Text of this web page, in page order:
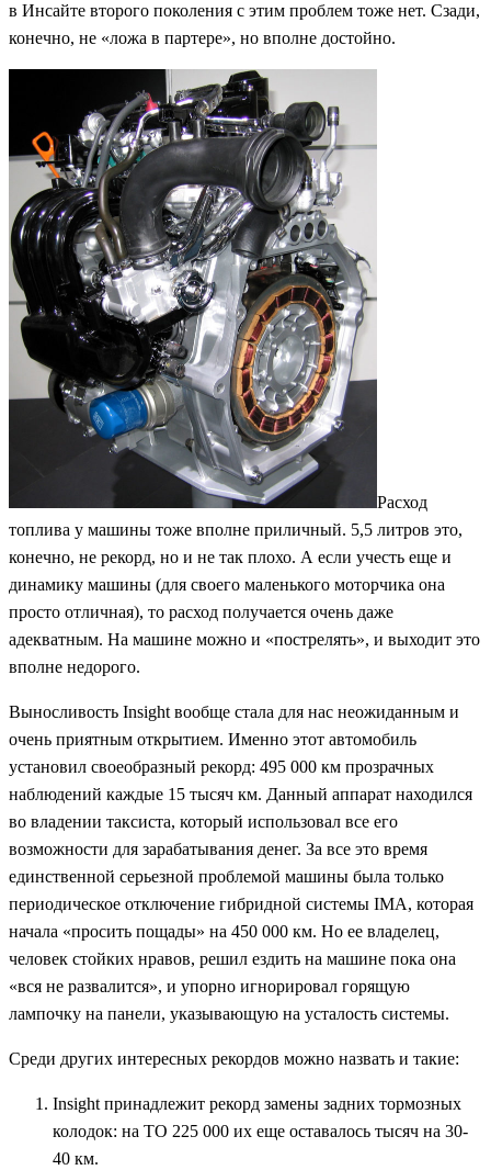
в Инсайте второго поколения с этим проблем тоже нет. Сзади,
конечно, не «ложа в партере», но вполне достойно.
Расход
топлива у машины тоже вполне приличный. 5,5 литров это,
конечно, не рекорд, но и не так плохо. А если учесть еще и
динамику машины (для своего маленького моторчика она
просто отличная), то расход получается очень даже
адекватным. На машине можно и «пострелять», и выходит это
вполне недорого.
Выносливость Insight вообще стала для нас неожиданным и
очень приятным открытием. Именно этот автомобиль
установил своеобразный рекорд: 495 000 км прозрачных
наблюдений каждые 15 тысяч км. Данный аппарат находился
во владении таксиста, который использовал все его
возможности для зарабатывания денег. За все это время
единственной серьезной проблемой машины была только
периодическое отключение гибридной системы IMA, которая
начала «просить пощады» на 450 000 км. Но ее владелец,
человек стойких нравов, решил ездить на машине пока она
«вся не развалится», и упорно игнорировал горящую
лампочку на панели, указывающую на усталость системы.
Среди других интересных рекордов можно назвать и такие:
Insight принадлежит рекорд замены задних тормозных
колодок: на ТО 225 000 их еще оставалось тысяч на 30-
40 км.